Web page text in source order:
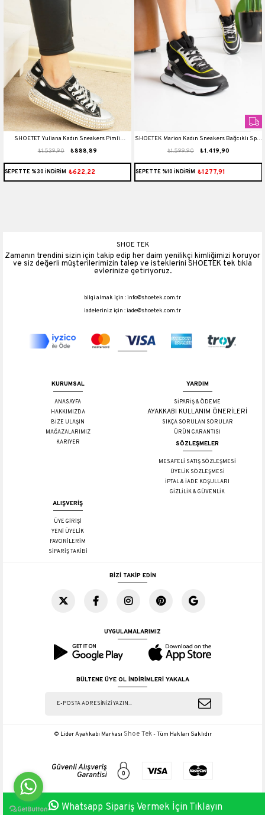
SHOETET Yuliana Kadın Sneakers Pimli
Taşlanmış Coton Siyah
₺888,89
₺1.539,90
SEPETTE %30 İNDİRİM ₺622,22
SHOETEK Marion Kadın Sneakers Bağcıklı Spor
Bot Siyah/Sarı Deri
₺1.419,90
₺1.599,90
SEPETTE %10 İNDİRİM ₺1277,91
SHOE TEK
Zamanın trendini sizin için takip edip her daim yenilikçi kimliğimizi koruyor
ve siz değerli müşterilerimizin talep ve isteklerini SHOETEK tek tıkla
evlerinize getiriyoruz.
bilgi almak için :info@shoetek.com.tr
iadeleriniz için :iade@shoetek.com.tr
KURUMSAL
ANASAYFA
HAKKIMIZDA
BİZE ULAŞIN
MAĞAZALARIMIZ
KARİYER
YARDIM
SİPARİŞ & ÖDEME
AYAKKABI KULLANIM ÖNERİLERİ
SIKÇA SORULAN SORULAR
ÜRÜN GARANTİSİ
SÖZLEŞMELER
MESAFELİ SATIŞ SÖZLEŞMESİ
ÜYELİK SÖZLEŞMESİ
İPTAL & İADE KOŞULLARI
GİZLİLİK & GÜVENLİK
ALIŞVERİŞ
ÜYE GİRİŞİ
YENİ ÜYELİK
FAVORİLERİM
SİPARİŞ TAKİBİ
BİZİ TAKİP EDİN
UYGULAMALARIMIZ
BÜLTENE ÜYE OL İNDİRİMLERİ YAKALA
© Lider Ayakkabı Markası Shoe Tek- Tüm Hakları Saklıdır
Whatsapp Sipariş Vermek İçin Tıklayın